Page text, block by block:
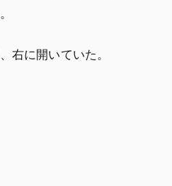
右に開いていた。